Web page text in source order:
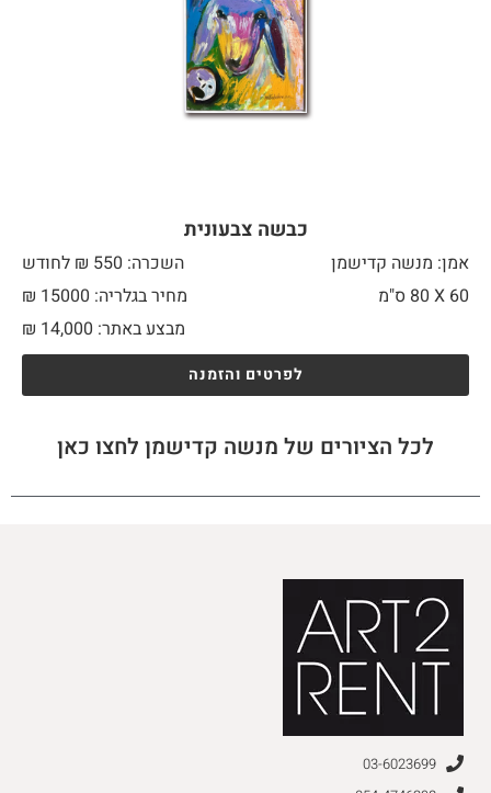
כבשה צבעונית
אמן: מנשה קדישמן
השכרה: 550 ₪ לחודש
60 X
מחיר בגלריה: 15000 ₪
מבצע באתר:
₪ 14,000
לפרטים והזמנה
לכל הציורים של מנשה קדישמן לחצו כאן
03-6023699